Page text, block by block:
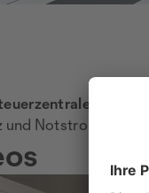
von
Notstrom. So